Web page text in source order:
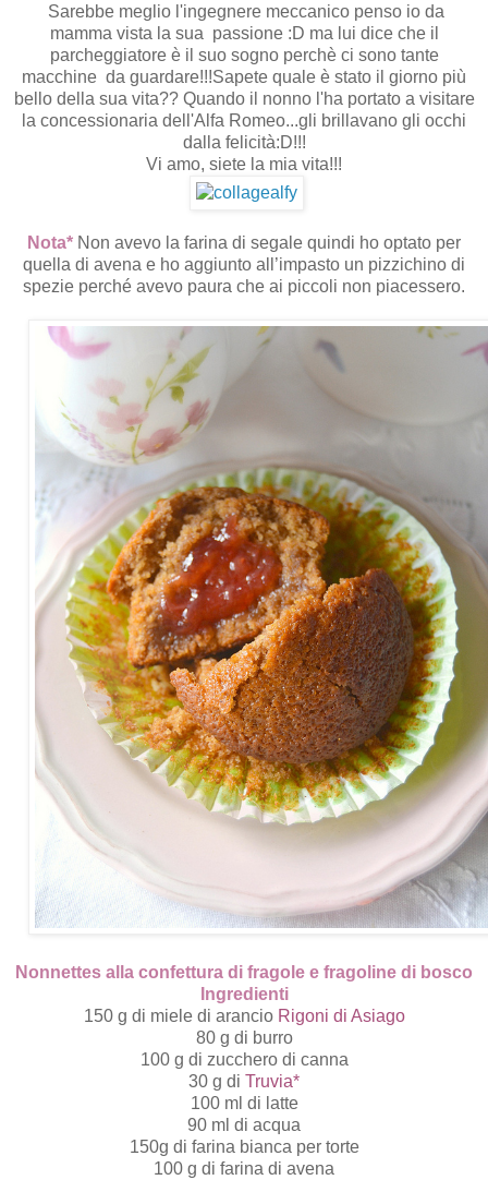
Sarebbe meglio l'ingegnere meccanico penso io da
mamma vista la sua passione :D ma lui dice che il
parcheggiatore è il suo sogno perchè ci sono tante
macchine da guardare!!!Sapete quale è stato il giorno più
bello della sua vita?? Quando il nonno l'ha portato a visitare
la concessionaria dell'Alfa Romeo...gli brillavano gli occhi
dalla felicità:D!!!
Vi amo, siete la mia vita!!!
Nota* Non avevo la farina di segale quindi ho optato per
quella di avena e ho aggiunto all’impasto un pizzichino di
spezie perché avevo paura che ai piccoli non piacessero.
Nonnettes alla confettura di fragole e fragoline di bosco
Ingredienti
150 g di miele di arancio Rigoni di Asiago
80 g di burro
100 g di zucchero di canna
30 g di Truvia*
100 ml di latte
90 ml di acqua
150g di farina bianca per torte
100 g di farina di avena